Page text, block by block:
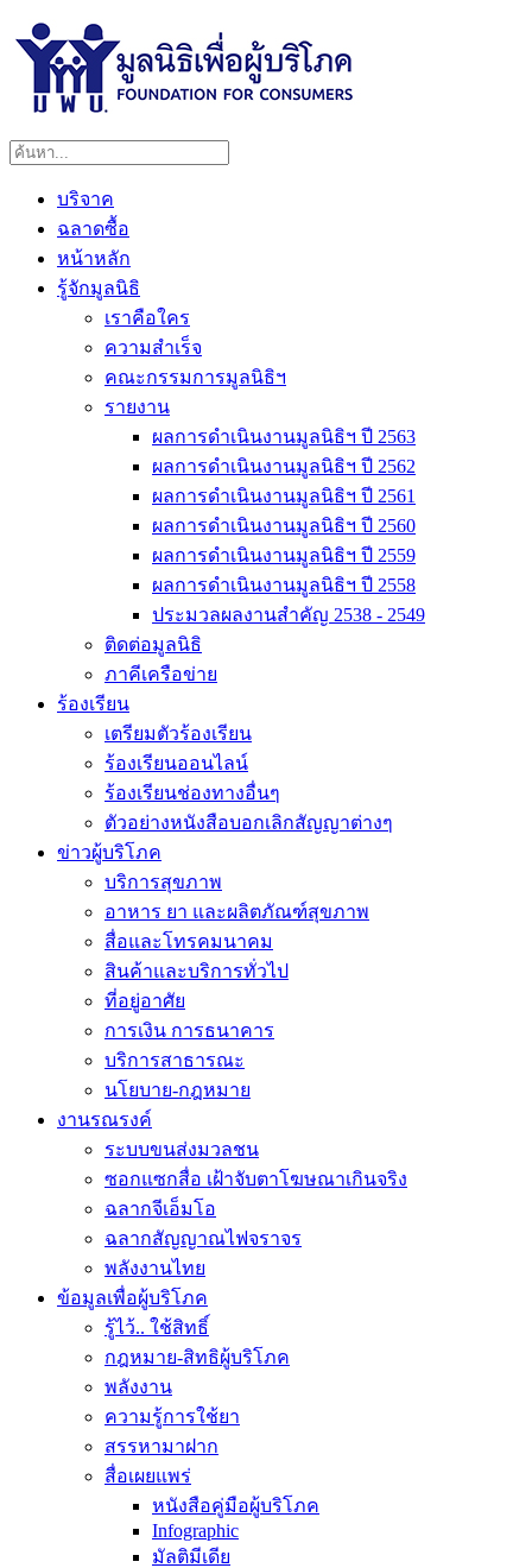
บริจาค
ฉลาดซื้อ
หน้าหลัก
รู้จักมูลนิธิ
เราคือใคร
ความสำเร็จ
คณะกรรมการมูลนิธิฯ
รายงาน
ผลการดำเนินงานมูลนิธิฯ ปี 2563
ผลการดำเนินงานมูลนิธิฯ ปี 2562
ผลการดำเนินงานมูลนิธิฯ ปี 2561
ผลการดำเนินงานมูลนิธิฯ ปี 2560
ผลการดำเนินงานมูลนิธิฯ ปี 2559
ผลการดำเนินงานมูลนิธิฯ ปี 2558
ประมวลผลงานสำคัญ 2538 - 2549
ติดต่อมูลนิธิ
ภาคีเครือข่าย
ร้องเรียน
เตรียมตัวร้องเรียน
ร้องเรียนออนไลน์
ร้องเรียนช่องทางอื่นๆ
ตัวอย่างหนังสือบอกเลิกสัญญาต่างๆ
ข่าวผู้บริโภค
บริการสุขภาพ
อาหาร ยา และผลิตภัณฑ์สุขภาพ
สื่อและโทรคมนาคม
สินค้าและบริการทั่วไป
ที่อยู่อาศัย
การเงิน การธนาคาร
บริการสาธารณะ
นโยบาย-กฎหมาย
งานรณรงค์
ระบบขนส่งมวลชน
ซอกแซกสื่อ เฝ้าจับตาโฆษณาเกินจริง
ฉลากจีเอ็มโอ
ฉลากสัญญาณไฟจราจร
พลังงานไทย
ข้อมูลเพื่อผู้บริโภค
รู้ไว้.. ใช้สิทธิ์
กฎหมาย-สิทธิผู้บริโภค
พลังงาน
ความรู้การใช้ยา
สรรหามาฝาก
สื่อเผยแพร่
หนังสือคู่มือผู้บริโภค
Infographic
มัลติมีเดีย